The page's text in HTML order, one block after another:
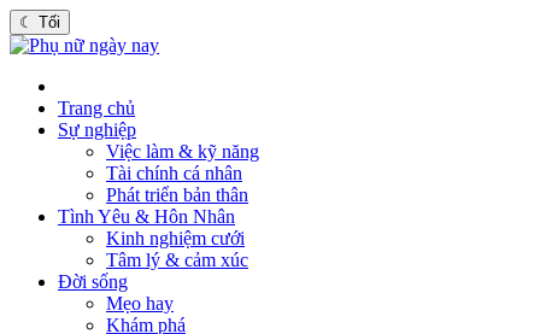
☾ Tối
Trang chủ
Sự nghiệp
Việc làm & kỹ năng
Tài chính cá nhân
Phát triển bản thân
Tình Yêu & Hôn Nhân
Kinh nghiệm cưới
Tâm lý & cảm xúc
Đời sống
Mẹo hay
Khám phá